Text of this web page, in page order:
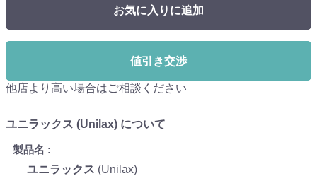
お気に入りに追加
値引き交渉
他店より高い場合はご相談ください
ユニラックス (Unilax) について
製品名
ユニラックス (Unilax)